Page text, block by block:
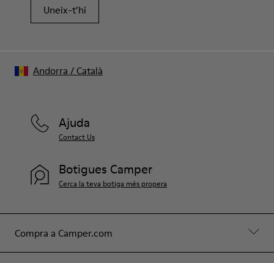
Uneix-t’hi
Compra a Camper.com
Ajuda
Contact Us
Botigues Camper
Cerca la teva botiga més propera
Andorra / Català